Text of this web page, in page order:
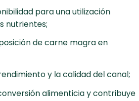
para una utilización
nutrientes;
de carne magra en
y la calidad del canal;
alimenticia y contribuye